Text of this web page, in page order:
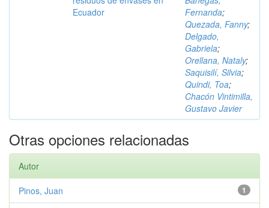
Ecuador
Fernanda;
Quezada, Fanny;
Delgado,
Gabriela;
Orellana, Nataly;
Saquisilí, Silvia;
Quindi, Toa;
Chacón Vintimilla,
Gustavo Javier
Otras opciones relacionadas
Autor
1
Pinos, Juan